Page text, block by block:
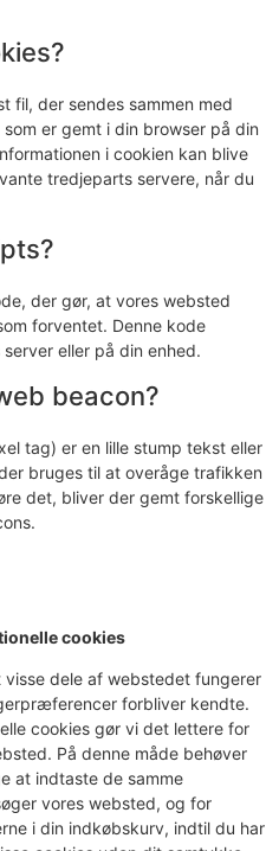
fil, der sendes sammen med
er gemt i din browser på din
i cookien kan blive
tredjeparts servere, når du
der gør, at vores websted
forventet. Denne kode
eller på din enhed.
beacon?
tag) er en lille stump tekst eller
bruges til at overåge trafikken
det, bliver der gemt forskellige
cookies
visse dele af webstedet fungerer
forbliver kendte.
cookies gør vi det lettere for
På denne måde behøver
at indtaste de samme
vores websted, og for
i din indkøbskurv, indtil du har